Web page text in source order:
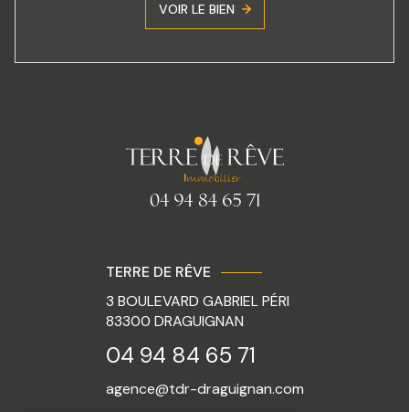
VOIR LE BIEN
TERRE DE RÊVE
3 BOULEVARD GABRIEL PÉRI
83300 DRAGUIGNAN
04 94 84 65 71
agence@tdr-draguignan.com